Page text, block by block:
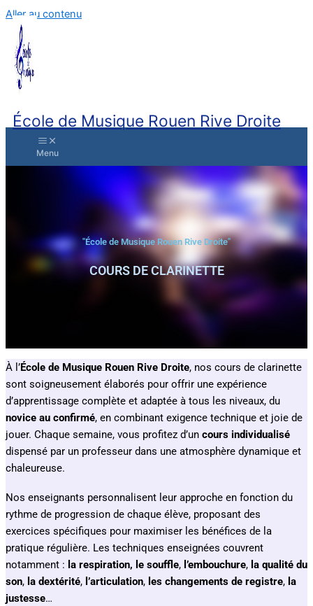
Aller au contenu
École de Musique Rouen Rive Droite
"École de Musique Rouen Rive Droite"
COURS DE CLARINETTE
À l’École de Musique Rouen Rive Droite, nos cours de clarinette
sont soigneusement élaborés pour offrir une expérience
d’apprentissage complète et adaptée à tous les niveaux, du
novice au confirmé, en combinant exigence technique et joie de
jouer. Chaque semaine, vous profitez d’un cours individualisé
dispensé par un professeur dans une atmosphère dynamique et
chaleureuse.
Nos enseignants personnalisent leur approche en fonction du
rythme de progression de chaque élève, proposant des
exercices spécifiques pour maximiser les bénéfices de la
pratique régulière. Les techniques enseignées couvrent
notamment : la respiration, le souffle, l’embouchure, la qualité du
son, la dextérité, l’articulation, les changements de registre, la
justesse…